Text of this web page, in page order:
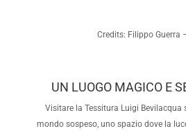
Credits: Filippo Guerra
UN LUOGO MAGICO E
Visitare la Tessitura Luigi Bevilacqua
mondo sospeso, uno spazio dove la